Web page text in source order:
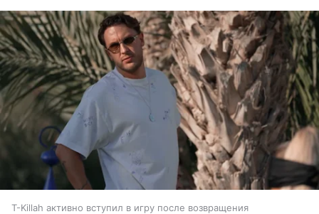
T-Killah активно вступил в игру после возвращения